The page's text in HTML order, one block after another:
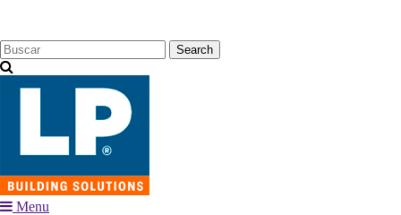
Search
Menu